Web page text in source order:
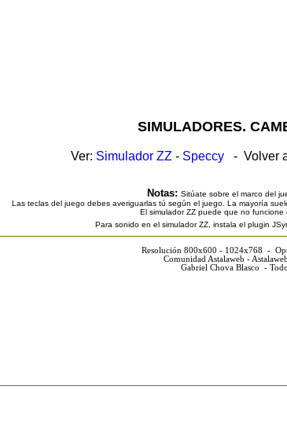
SIMULADORES.
Ver: Simulador ZZ - Speccy - Volver
Notas: Sitúate sobre el marco del
Las teclas del juego debes averiguarlas tú según el juego. La mayoría
El simulador ZZ puede que no
Para sonido en el simulador ZZ, instala el plugin
Resolución 800x600 - 1024x768 -
Comunidad Astalaweb -
Gabriel Chova Blasco -